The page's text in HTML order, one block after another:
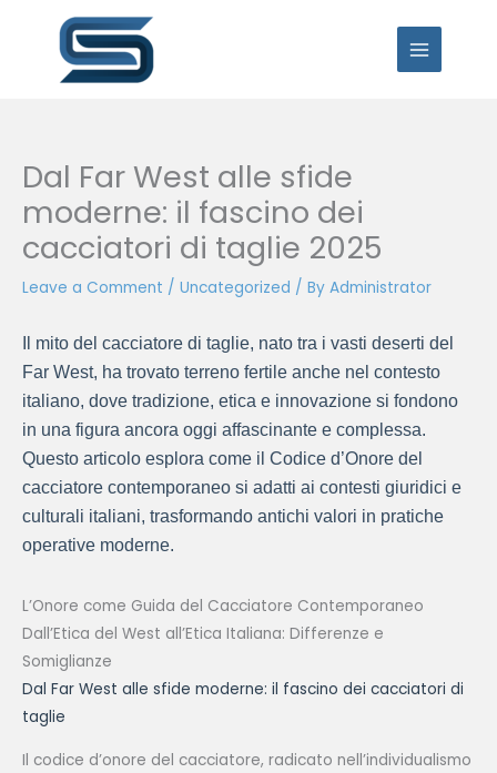
Dal Far West alle sfide
moderne: il fascino dei
cacciatori di taglie 2025
Leave a Comment / Uncategorized / By Administrator
Il mito del cacciatore di taglie, nato tra i vasti deserti del
Far West, ha trovato terreno fertile anche nel contesto
italiano, dove tradizione, etica e innovazione si fondono
in una figura ancora oggi affascinante e complessa.
Questo articolo esplora come il Codice d’Onore del
cacciatore contemporaneo si adatti ai contesti giuridici e
culturali italiani, trasformando antichi valori in pratiche
operative moderne.
L’Onore come Guida del Cacciatore Contemporaneo
Dall’Etica del West all’Etica Italiana: Differenze e
Somiglianze
Dal Far West alle sfide moderne: il fascino dei cacciatori di
taglie
Il codice d’onore del cacciatore, radicato nell’individualismo